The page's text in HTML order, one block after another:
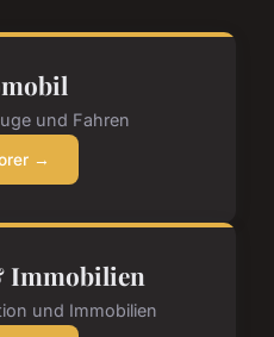
und Fahren
→
Immobilien
und Immobilien